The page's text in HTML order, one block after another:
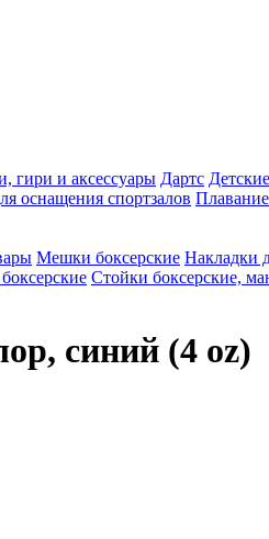
гири и аксессуары Дартс
оснащения спортзалов Плавание
Мешки боксерские Накладки
Стойки боксерские,
синий (4 oz)